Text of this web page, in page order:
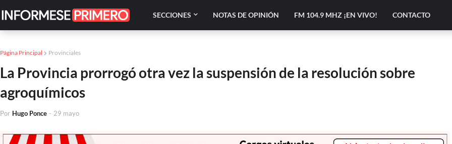
SECCIONES NOTAS DE OPINIÓN FM 104.9 MHZ ¡EN VIVO! CONTACTO
Página Principal Provinciales
La Provincia prorrogó otra vez la suspensión de la resolución sobre
agroquímicos
Por Hugo Ponce - 29 mayo